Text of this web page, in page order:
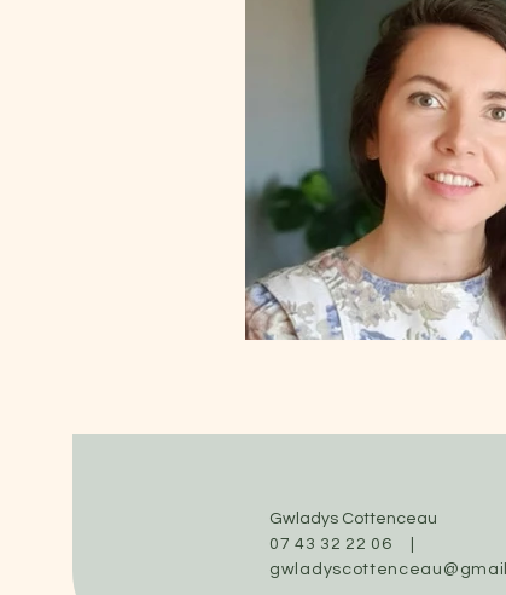
Gwladys Cottenceau
07 43 32 22 06 |